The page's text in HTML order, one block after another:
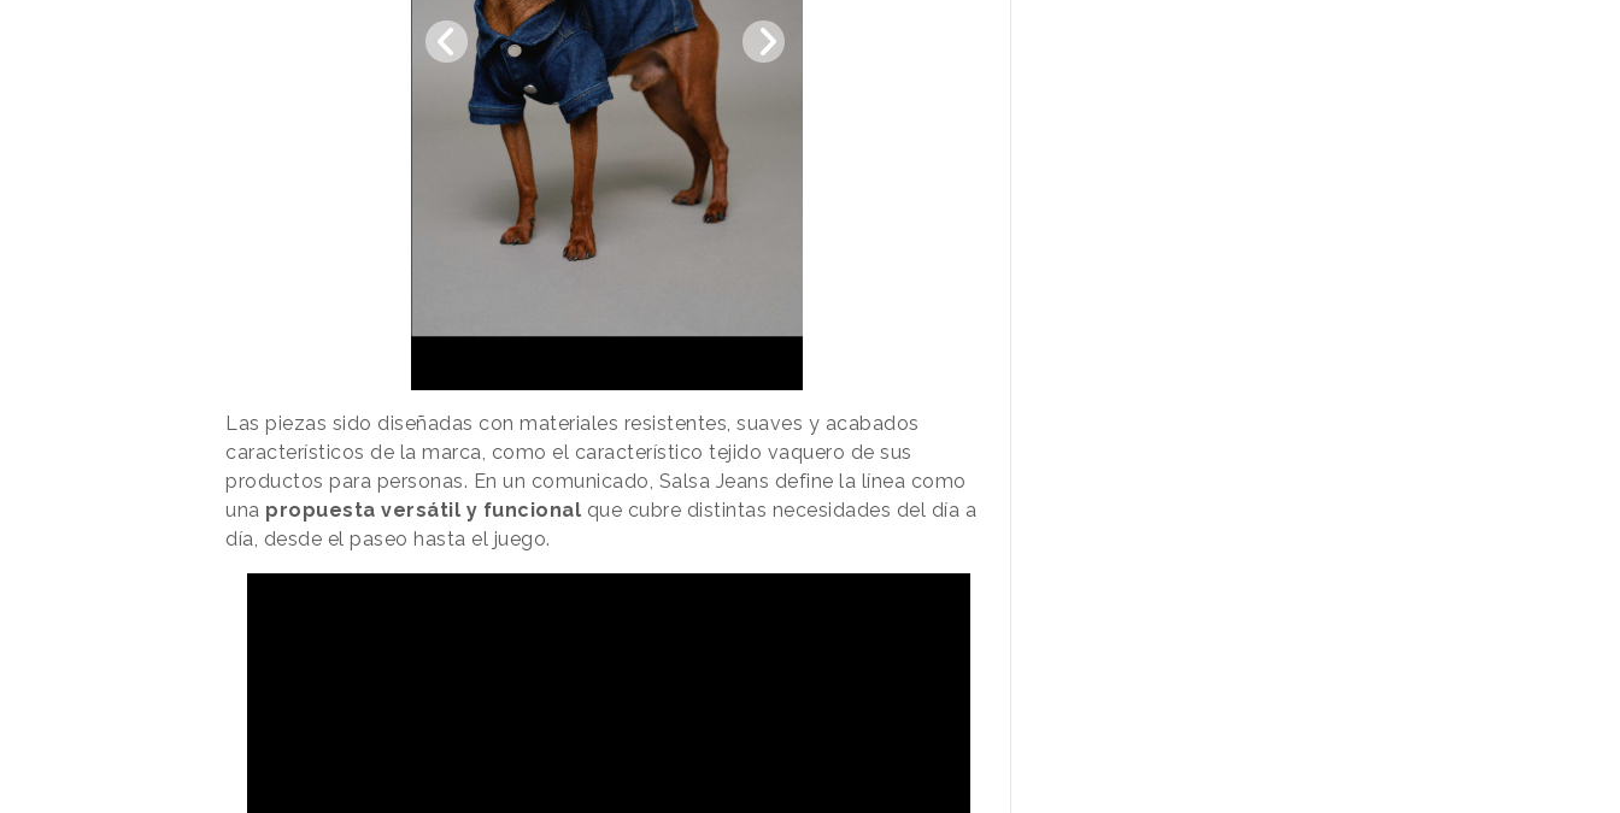
Las piezas sido diseñadas con materiales resistentes, suaves y acabados
característicos de la marca, como el característico tejido vaquero de sus
productos para personas. En un comunicado, Salsa Jeans define la línea como
una propuesta versátil y funcional que cubre distintas necesidades del día a
día, desde el paseo hasta el juego.